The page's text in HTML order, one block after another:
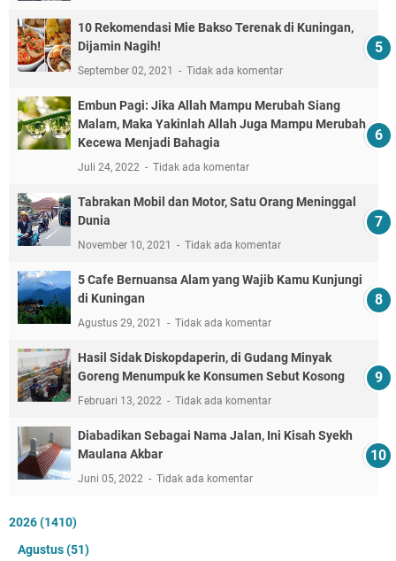
10 Rekomendasi Mie Bakso Terenak di Kuningan,
Dijamin Nagih!
September 02, 2021 Tidak ada komentar
Embun Pagi: Jika Allah Mampu Merubah Siang
Malam, Maka Yakinlah Allah Juga Mampu Merubah
Kecewa Menjadi Bahagia
Juli 24, 2022 Tidak ada komentar
Tabrakan Mobil dan Motor, Satu Orang Meninggal
Dunia
November 10, 2021 Tidak ada komentar
5 Cafe Bernuansa Alam yang Wajib Kamu Kunjungi
di Kuningan
Agustus 29, 2021 Tidak ada komentar
Hasil Sidak Diskopdaperin, di Gudang Minyak
Goreng Menumpuk ke Konsumen Sebut Kosong
Februari 13, 2022 Tidak ada komentar
Diabadikan Sebagai Nama Jalan, Ini Kisah Syekh
Maulana Akbar
Juni 05, 2022 Tidak ada komentar
2026(1410)
Agustus(51)